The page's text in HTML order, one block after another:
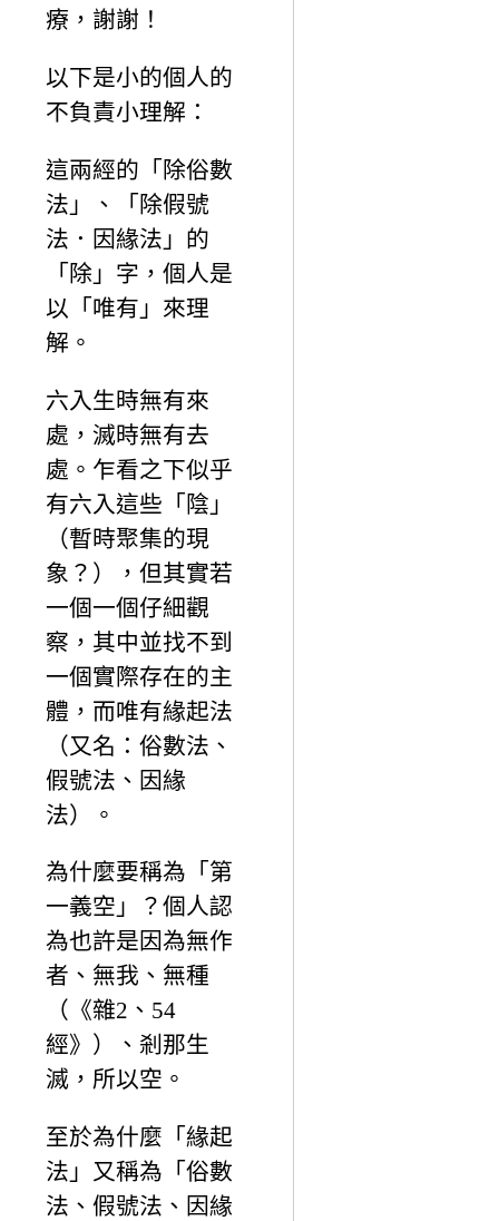
療，謝謝！
以下是小的個人的
不負責小理解：
這兩經的「除俗數
法」、「除假號
法．因緣法」的
「除」字，個人是
以「唯有」來理
解。
六入生時無有來
處，滅時無有去
處。乍看之下似乎
有六入這些「陰」
（暫時聚集的現
象？），但其實若
一個一個仔細觀
察，其中並找不到
一個實際存在的主
體，而唯有緣起法
（又名：俗數法、
假號法、因緣
法）。
為什麼要稱為「第
一義空」？個人認
為也許是因為無作
者、無我、無種
（《雜2、54
經》）、剎那生
滅，所以空。
至於為什麼「緣起
法」又稱為「俗數
法、假號法、因緣